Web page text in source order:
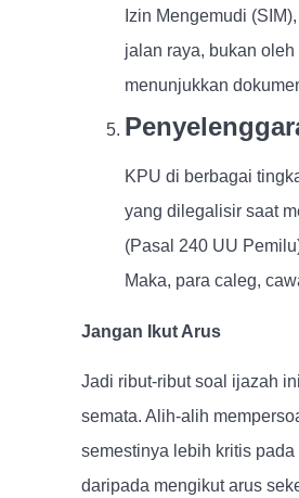
Izin Mengemudi
jalan raya, bukan
menunjukkan
KPU di berbagai
yang dilegalisir saat
(Pasal 240 UU
Maka, para caleg,
Jangan Ikut Arus
Jadi ribut-ribut soal ijazah
semata. Alih-alih
semestinya lebih kritis
daripada mengikut arus